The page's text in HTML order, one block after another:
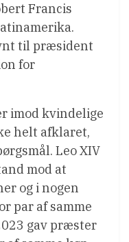
Francis
til præsident
for
imod kvindelige
helt afklaret,
Leo XIV
mod at
og i nogen
par af samme
gav præster